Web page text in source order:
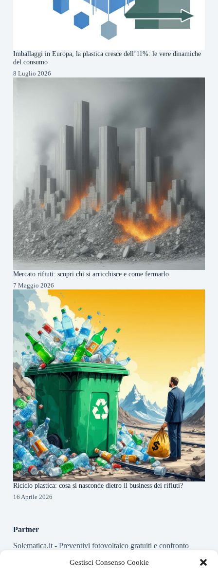
Gestisci Consenso Cookie
Imballaggi in Europa, la plastica cresce dell’11%: le vere dinamiche
del consumo
8 Luglio 2026
Mercato rifiuti: scopri chi si arricchisce e come fermarlo
7 Maggio 2026
Riciclo plastica: cosa si nasconde dietro il business dei rifiuti?
16 Aprile 2026
Partner
Solematica.it- Preventivi fotovoltaico gratuiti e confronto